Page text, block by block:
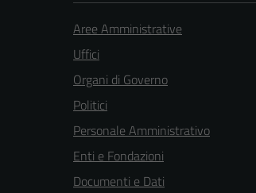
Aree Amministrative
Uffici
Organi di Governo
Politici
Personale Amministrativo
Enti e Fondazioni
Documenti e Dati